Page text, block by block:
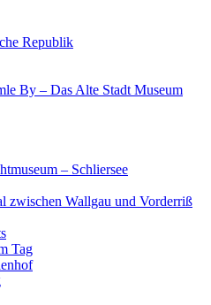
Republik
By – Das Alte Stadt Museum
– Schliersee
zwischen Wallgau und Vorderriß
Tag